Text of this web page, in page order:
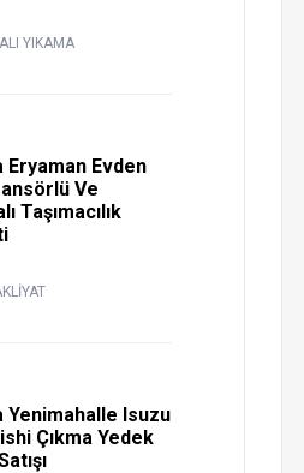
YIKAMA
Eryaman Evden
Ve
Taşımacılık
Yenimahalle Isuzu
Çıkma Yedek